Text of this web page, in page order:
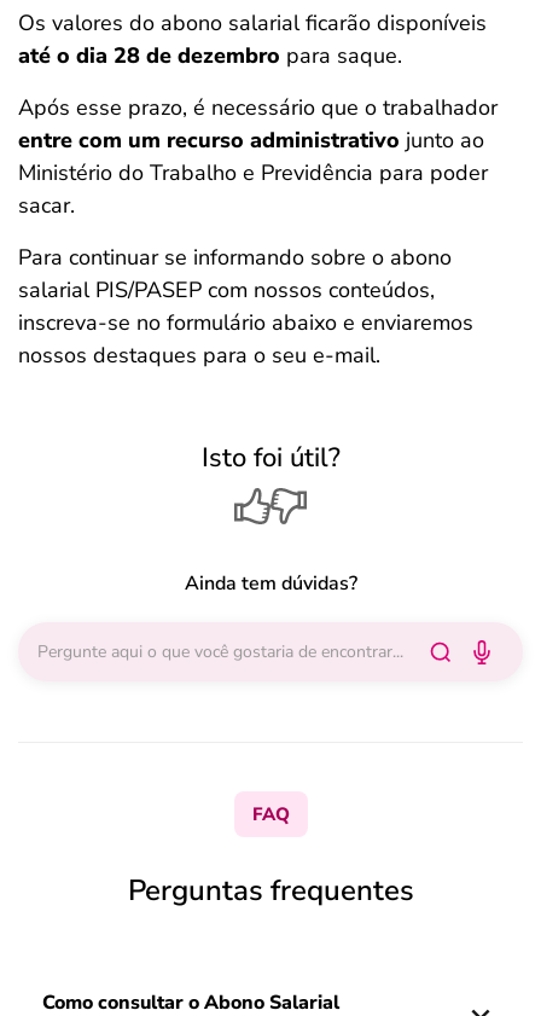
Os valores do abono salarial ficarão disponíveis
até o dia 28 de dezembro para saque.
Após esse prazo, é necessário que o trabalhador
entre com um recurso administrativo junto ao
Ministério do Trabalho e Previdência para poder
sacar.
Para continuar se informando sobre o abono
salarial PIS/PASEP com nossos conteúdos,
inscreva-se no formulário abaixo e enviaremos
nossos destaques para o seu e-mail.
Isto foi útil?
Ainda tem dúvidas?
FAQ
Perguntas frequentes
Como consultar o Abono Salarial